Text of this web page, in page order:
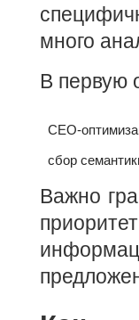
много
В первую
СЕО-
сбор
Важно